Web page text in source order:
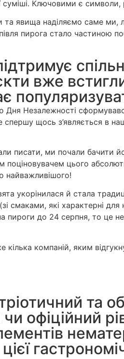
Ключовими є символи,
явища наділяємо саме ми,
пирога стало частиною
вже
Незалежності
щось з’являється в
писати, ми почали бачити
поціновувачем цього
найважливішого!
укорінилася й стала
смаками, які характерні
пироги до 24 серпня, то це
компаній, яким
офіційний